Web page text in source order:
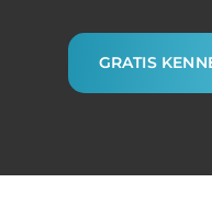
GRATIS